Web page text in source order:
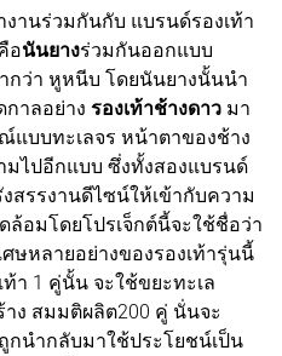
านร่วมกันกับ แบรนด์รองเท้า
อนันยางร่วมกันออกแบบ
กว่า หูหนีบ โดยนันยางนั้นนำ
กาลอย่าง รองเท้าช้างดาว มา
แบบทะเลจร หน้าตาของช้าง
มไปอีกแบบ ซึ่งทั้งสองแบรนด์
สรรงานดีไซน์ให้เข้ากับความ
ล้อมโดยโปรเจ็กต์นี้จะใช้ชื่อว่า
ษหลายอย่างของรองเท้ารุ่นนี้
า 1 คู่นั้น จะใช้ขยะทะเล
ง สมมติผลิต200 คู่ นั่นจะ
กนำกลับมาใช้ประโยชน์เป็น